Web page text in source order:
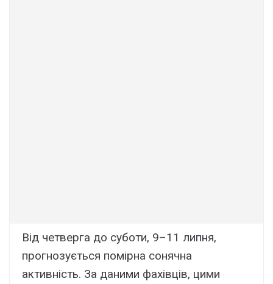
Від четверга до суботи, 9–11 липня,
прогнозується помірна сонячна
активність. За даними фахівців, цими